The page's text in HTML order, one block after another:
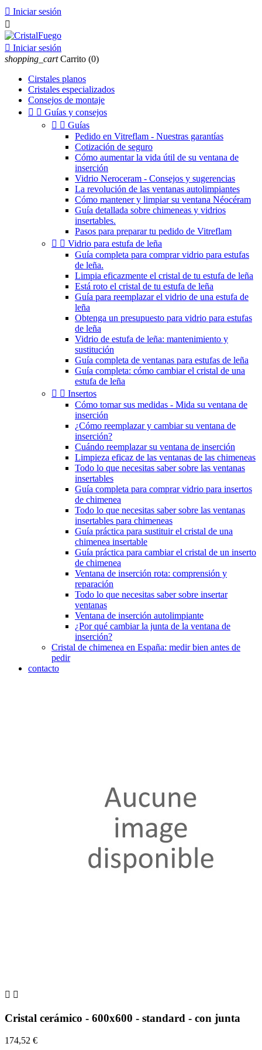
 Iniciar sesión

 Iniciar sesión
shopping_cart Carrito (0)
Cirstales planos
Cristales especializados
Consejos de montaje
  Guías y consejos
  Guías
Pedido en Vitreflam - Nuestras garantías
Cotización de seguro
Cómo aumentar la vida útil de su ventana de
inserción
Vidrio Neroceram - Consejos y sugerencias
La revolución de las ventanas autolimpiantes
Cómo mantener y limpiar su ventana Néocéram
Guía detallada sobre chimeneas y vidrios
insertables.
Pasos para preparar tu pedido de Vitreflam
  Vidrio para estufa de leña
Guía completa para comprar vidrio para estufas
de leña.
Limpia eficazmente el cristal de tu estufa de leña
Está roto el cristal de tu estufa de leña
Guía para reemplazar el vidrio de una estufa de
leña
Obtenga un presupuesto para vidrio para estufas
de leña
Vidrio de estufa de leña: mantenimiento y
sustitución
Guía completa de ventanas para estufas de leña
Guía completa: cómo cambiar el cristal de una
estufa de leña
  Insertos
Cómo tomar sus medidas - Mida su ventana de
inserción
¿Cómo reemplazar y cambiar su ventana de
inserción?
Cuándo reemplazar su ventana de inserción
Limpieza eficaz de las ventanas de las chimeneas
Todo lo que necesitas saber sobre las ventanas
insertables
Guía completa para comprar vidrio para insertos
de chimenea
Todo lo que necesitas saber sobre las ventanas
insertables para chimeneas
Guía práctica para sustituir el cristal de una
chimenea insertable
Guía práctica para cambiar el cristal de un inserto
de chimenea
Ventana de inserción rota: comprensión y
reparación
Todo lo que necesitas saber sobre insertar
ventanas
Ventana de inserción autolimpiante
¿Por qué cambiar la junta de la ventana de
inserción?
Cristal de chimenea en España: medir bien antes de
pedir
contacto
 
Cristal cerámico - 600x600 - standard - con junta
174,52 €